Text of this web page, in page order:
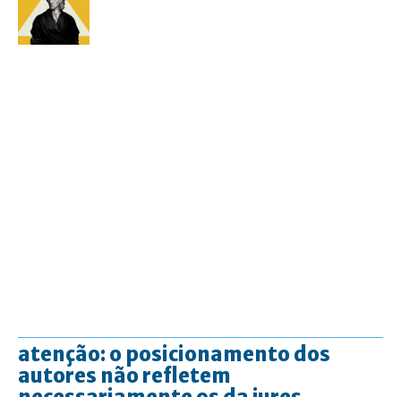
atenção: o posicionamento dos
autores não refletem